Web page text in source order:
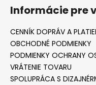
Informácie pre
CENNÍK DOPRÁV A
OBCHODNÉ PODMIENKY
PODMIENKY OCHRANY
VRÁTENIE TOVARU
SPOLUPRÁCA S